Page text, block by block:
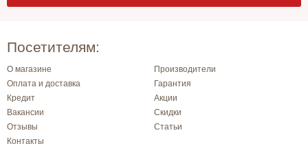
Посетителям:
О магазине
Производители
Оплата и доставка
Гарантия
Кредит
Акции
Вакансии
Скидки
Отзывы
Статьи
Контакты